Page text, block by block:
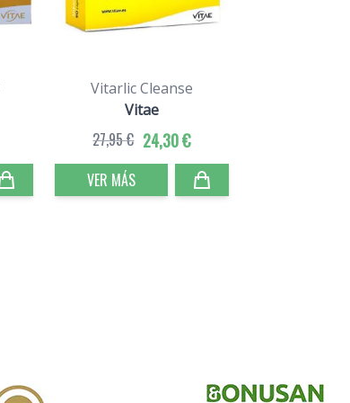
Vitarlic Cleanse
Vitae
24,30 €
27,95 €
VER MÁS